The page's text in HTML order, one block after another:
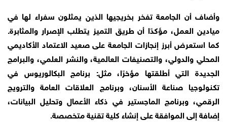
وأضاف أن الجامعة تفخر بخريجيها الذين يمثلون سفراء لها في
ميادين العمل، مؤكدًا أن طريق التميز يتطلب الإصرار والمثابرة.
كما استعرض أبرز إنجازات الجامعة على صعيد الاعتماد الأكاديمي
المحلي والدولي، والتصنيفات العالمية، والنشر العلمي، والبرامج
الجديدة التي أطلقتها مؤخرًا، مثل: برنامج البكالوريوس في
تكنولوجيا صناعة الأسنان، وبرنامج العلاقات العامة والترويج
الرقمي، وبرنامج الماجستير في ذكاء الأعمال وتحليل البيانات،
إضافة إلى الموافقة على إنشاء كلية تقنية متخصصة.